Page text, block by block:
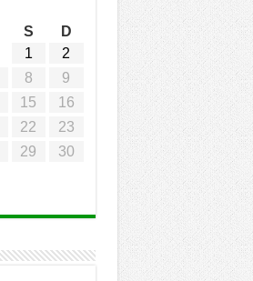
S
D
1
2
8
9
15
16
22
23
29
30